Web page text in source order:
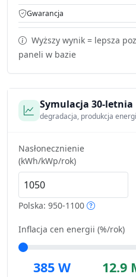
Gwarancja
Wyższy wynik = lepsza
paneli w bazie
Symulacja 30-letnia
degradacja, produkcja
Nasłonecznienie
(kWh/kWp/rok)
Polska: 950-1100
Inflacja cen energii (%/rok)
385 W 12.9